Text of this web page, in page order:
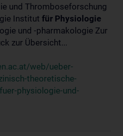
und Thromboseforschung
Institut für Physiologie
und -pharmakologie Zur
zur Übersicht...
web/ueber-
theoretische-
physiologie-und-